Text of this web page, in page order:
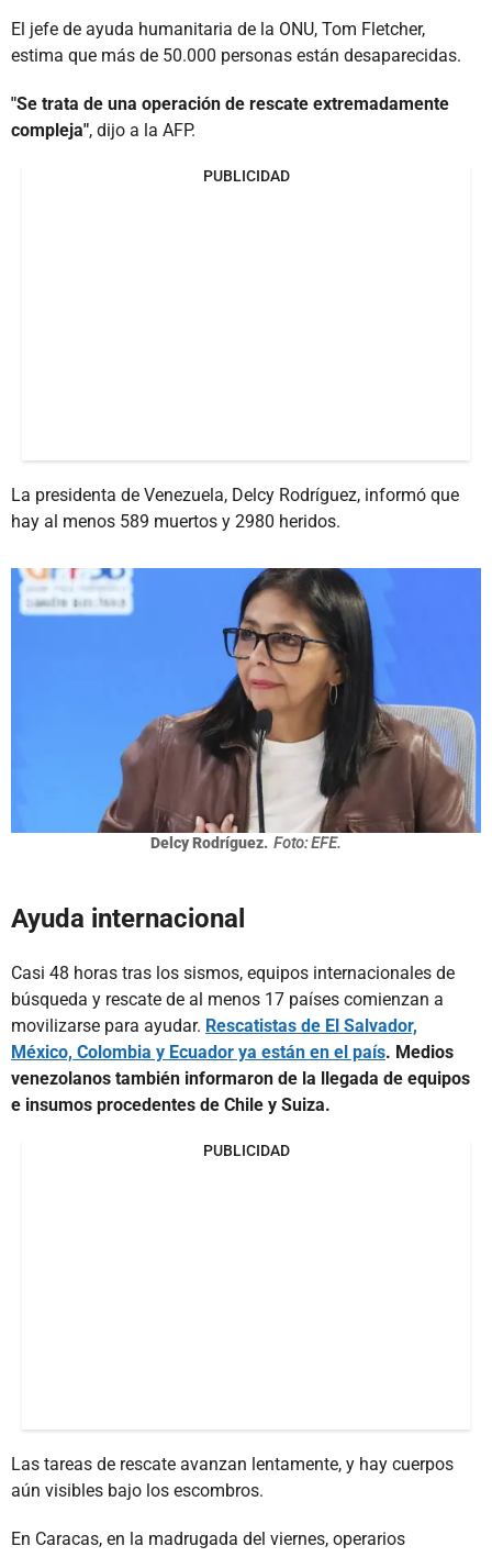
El jefe de ayuda humanitaria de la ONU, Tom Fletcher,
estima que más de 50.000 personas están desaparecidas.
"Se trata de una operación de rescate extremadamente
compleja", dijo a la AFP.
PUBLICIDAD
La presidenta de Venezuela, Delcy Rodríguez, informó que
hay al menos 589 muertos y 2980 heridos.
Delcy Rodríguez. Foto: EFE.
Ayuda internacional
Casi 48 horas tras los sismos, equipos internacionales de
búsqueda y rescate de al menos 17 países comienzan a
movilizarse para ayudar. Rescatistas de El Salvador,
México, Colombia y Ecuador ya están en el país. Medios
venezolanos también informaron de la llegada de equipos
e insumos procedentes de Chile y Suiza.
PUBLICIDAD
Las tareas de rescate avanzan lentamente, y hay cuerpos
aún visibles bajo los escombros.
En Caracas, en la madrugada del viernes, operarios